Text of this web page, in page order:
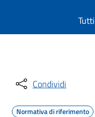
Condividi
Normativa di riferimento